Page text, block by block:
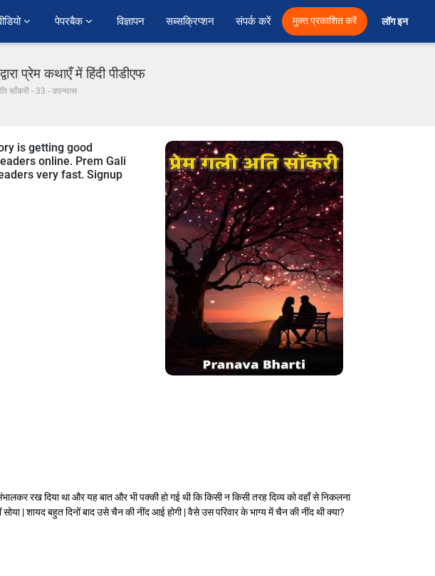
पेपरबैक विज्ञापन सब्सक्रिप्शन संपर्क करें मुक्त प्रकाशित करें लॉग इन
प्रेम कथाएँ में हिंदी पीडीएफ
साँकरी - 33 - उपन्यास
is getting good
online. Prem Gali
very fast. Signup
रख दिया था और यह बात और भी पक्की हो गई थी कि किसी न किसी तरह दिव्य को वहाँ से निकलना
| शायद बहुत दिनों बाद उसे चैन की नींद आई होगी | वैसे उस परिवार के भाग्य में चैन की नींद थी क्या?